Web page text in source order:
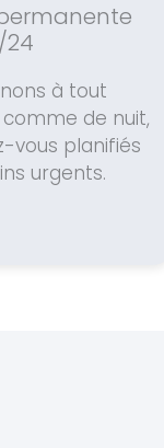
à tout
de nuit,
vous planifiés
urgents.